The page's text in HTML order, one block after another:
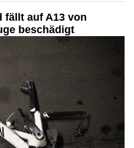
fällt auf A13 von
beschädigt